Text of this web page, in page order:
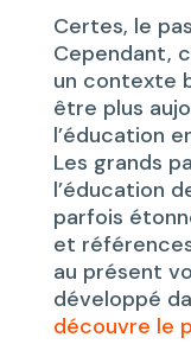
Certes, le
Cependant,
un contexte
être plus
l’éducation
Les grands
l’éducation
parfois
et
au présent
développé
découvre le